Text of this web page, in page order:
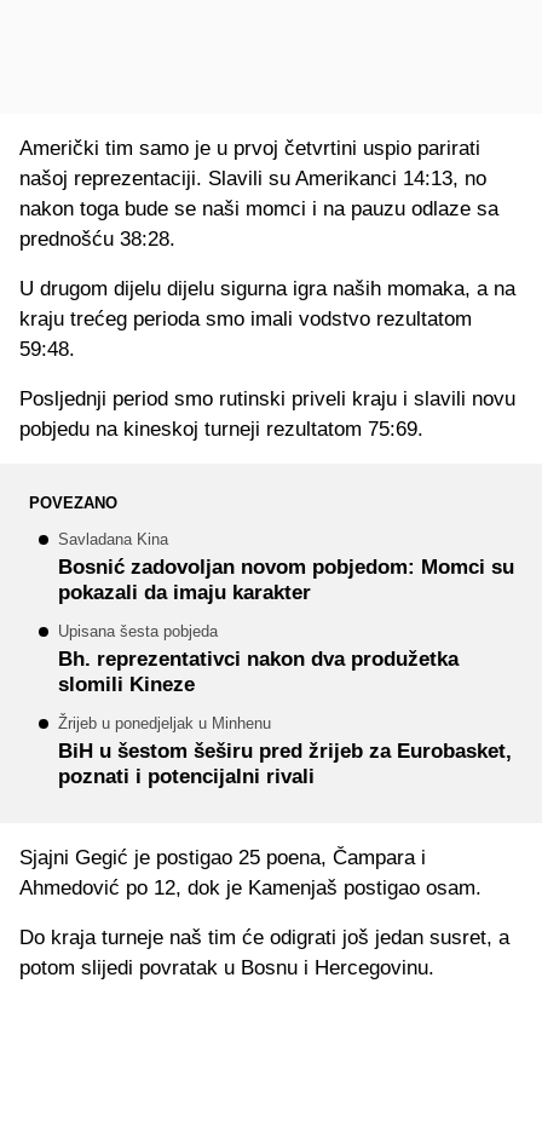
Američki tim samo je u prvoj četvrtini uspio parirati
našoj reprezentaciji. Slavili su Amerikanci 14:13, no
nakon toga bude se naši momci i na pauzu odlaze sa
prednošću 38:28.
U drugom dijelu dijelu sigurna igra naših momaka, a na
kraju trećeg perioda smo imali vodstvo rezultatom
59:48.
Posljednji period smo rutinski priveli kraju i slavili novu
pobjedu na kineskoj turneji rezultatom 75:69.
POVEZANO
Savladana Kina
Bosnić zadovoljan novom pobjedom: Momci su
pokazali da imaju karakter
Upisana šesta pobjeda
Bh. reprezentativci nakon dva produžetka
slomili Kineze
Žrijeb u ponedjeljak u Minhenu
BiH u šestom šeširu pred žrijeb za Eurobasket,
poznati i potencijalni rivali
Sjajni Gegić je postigao 25 poena, Čampara i
Ahmedović po 12, dok je Kamenjaš postigao osam.
Do kraja turneje naš tim će odigrati još jedan susret, a
potom slijedi povratak u Bosnu i Hercegovinu.